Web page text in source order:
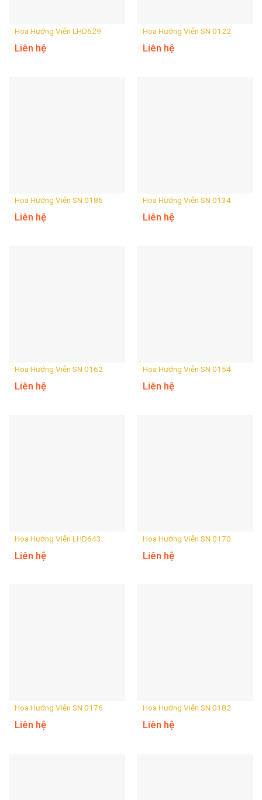
Hoa Hướng Viễn LHD629
Liên hệ
Hoa Hướng Viễn SN 0122
Liên hệ
Hoa Hướng Viễn SN 0186
Liên hệ
Hoa Hướng Viễn SN 0134
Liên hệ
Hoa Hướng Viễn SN 0162
Liên hệ
Hoa Hướng Viễn SN 0154
Liên hệ
Hoa Hướng Viễn LHD643
Liên hệ
Hoa Hướng Viễn SN 0170
Liên hệ
Hoa Hướng Viễn SN 0176
Liên hệ
Hoa Hướng Viễn SN 0182
Liên hệ